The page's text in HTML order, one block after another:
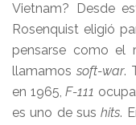
Vietnam? Desde
Rosenquist eligió
pensarse como el
llamamos soft-war.
en 1965, F-111
es uno de sushits.